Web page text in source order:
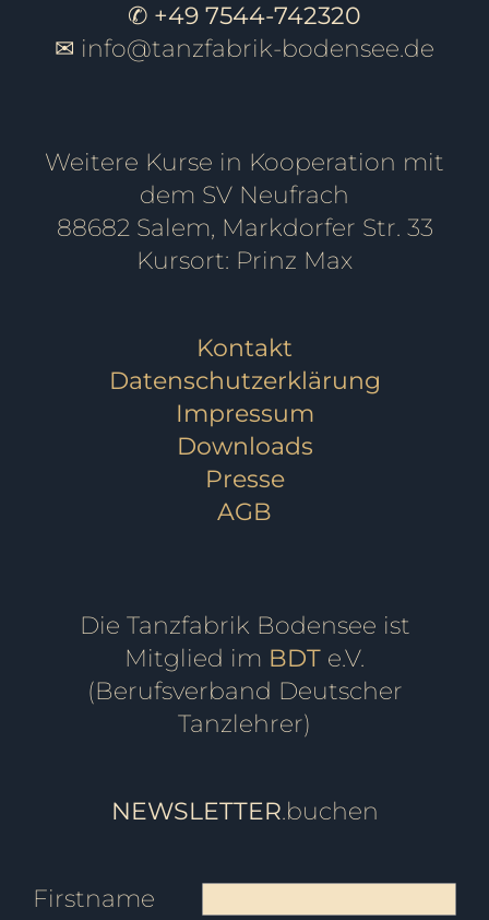
✆ +49 7544-742320
✉ info@tanzfabrik-bodensee.de
Weitere Kurse in Kooperation mit
dem SV Neufrach
88682 Salem, Markdorfer Str. 33
Kursort: Prinz Max
Kontakt
Datenschutzerklärung
Impressum
Downloads
Presse
AGB
Die Tanzfabrik Bodensee ist
Mitglied im BDT e.V.
(Berufsverband Deutscher
Tanzlehrer)
NEWSLETTER.buchen
Firstname